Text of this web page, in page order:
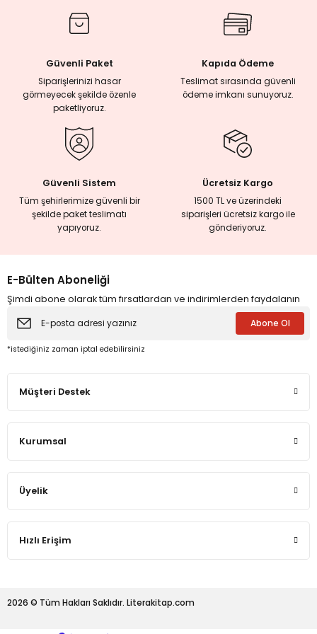
İncelemeler
Mirası
Güvenli Paket
Siparişlerinizi hasar
görmeyecek şekilde özenle
paketliyoruz.
Kapıda Ödeme
Teslimat sırasında güvenli
ödeme imkanı sunuyoruz.
Güvenli Sistem
Tüm şehirlerimize güvenli bir
şekilde paket teslimatı
yapıyoruz.
Ücretsiz Kargo
1500 TL ve üzerindeki
siparişleri ücretsiz kargo ile
gönderiyoruz.
E-Bülten Aboneliği
Şimdi abone olarak tüm fırsatlardan ve indirimlerden faydalanın
Abone Ol
*istediğiniz zaman iptal edebilirsiniz
Müşteri Destek
Kurumsal
Üyelik
Hızlı Erişim
2026 © Tüm Hakları Saklıdır. Literakitap.com